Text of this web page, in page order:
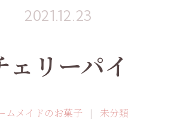
2021.12.23
ェリーパイ
ムメイドのお菓子 未分類